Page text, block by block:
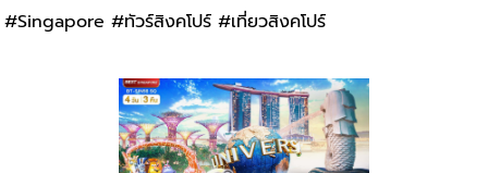
#Singapore #ทัวร์สิงคโปร์ #เที่ยวสิงคโปร์